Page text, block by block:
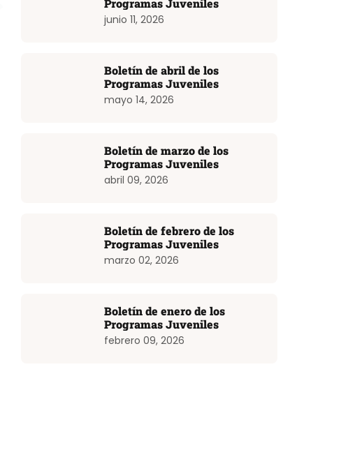
Programas Juveniles
junio 11, 2026
Boletín de abril de los
Programas Juveniles
mayo 14, 2026
Boletín de marzo de los
Programas Juveniles
abril 09, 2026
Boletín de febrero de los
Programas Juveniles
marzo 02, 2026
Boletín de enero de los
Programas Juveniles
febrero 09, 2026